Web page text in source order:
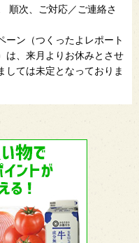
順次、ご対応／ご連絡さ
ーン（つくったよレポート
は、来月よりお休みとさせ
しては未定となっておりま